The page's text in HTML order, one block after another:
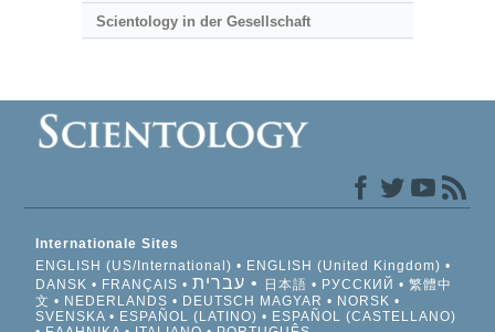
Scientology in der Gesellschaft
Internationale Sites
ENGLISH (US/International)
ENGLISH (United Kingdom)
DANSK
FRANÇAIS עברית 日本語 РУССКИЙ
繁體中
文
NEDERLANDS DEUTSCH MAGYAR
NORSK
SVENSKA
ESPAÑOL (LATINO)
ESPAÑOL (CASTELLANO)